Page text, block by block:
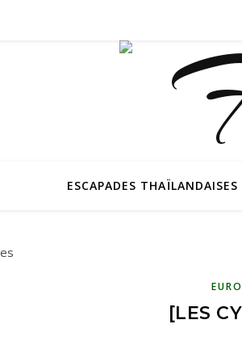
ESCAPADES THAÏLANDAISES
[LES